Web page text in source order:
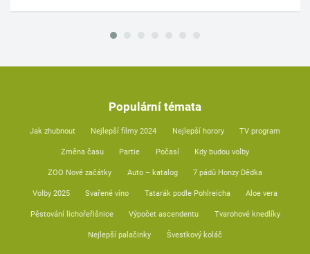
Populární témata
Jak zhubnout Nejlepší filmy 2024 Nejlepší horory TV program
Změna času Partie Počasí Kdy budou volby
ZOO Nové začátky Auto – katalog 7 pádů Honzy Dědka
Volby 2025 Svařené víno Tatarák podle Pohlreicha Aloe vera
Pěstování lichořeřišnice Výpočet ascendentu Tvarohové knedlíky
Nejlepší palačinky Švestkový koláč